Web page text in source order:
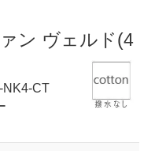
ン ヴェルド(4
NK4-CT